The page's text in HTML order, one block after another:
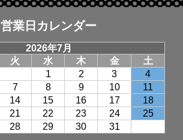
営業日カレンダー